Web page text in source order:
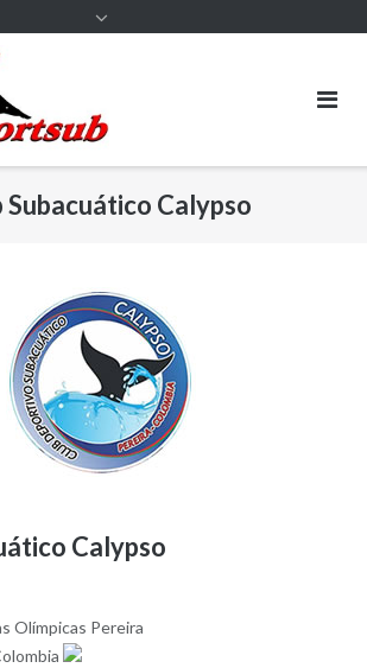
Subacuático Calypso
Calypso
Olímpicas Pereira